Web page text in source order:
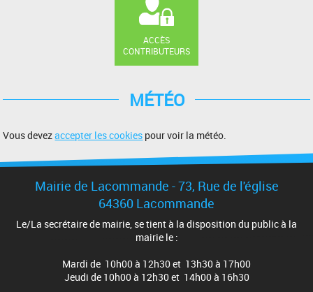
ACCÈS
CONTRIBUTEURS
MÉTÉO
Vous devezaccepter les cookies pour voir la météo.
Mairie de Lacommande - 73, Rue de l'église
64360 Lacommande
Le/La secrétaire de mairie, se tient à la disposition du public à la
mairie le :
Mardi de 10h00 à 12h30 et 13h30 à 17h00
Jeudi de 10h00 à 12h30 et 14h00 à 16h30